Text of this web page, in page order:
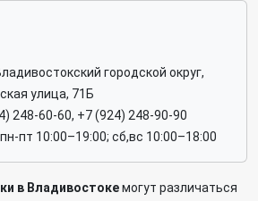
городской округ,
улица, 71Б
248-60-60, +7 (924) 248-90-90
пн-пт 10:00–19:00; сб,вс 10:00–18:00
в Владивостокемогут различаться